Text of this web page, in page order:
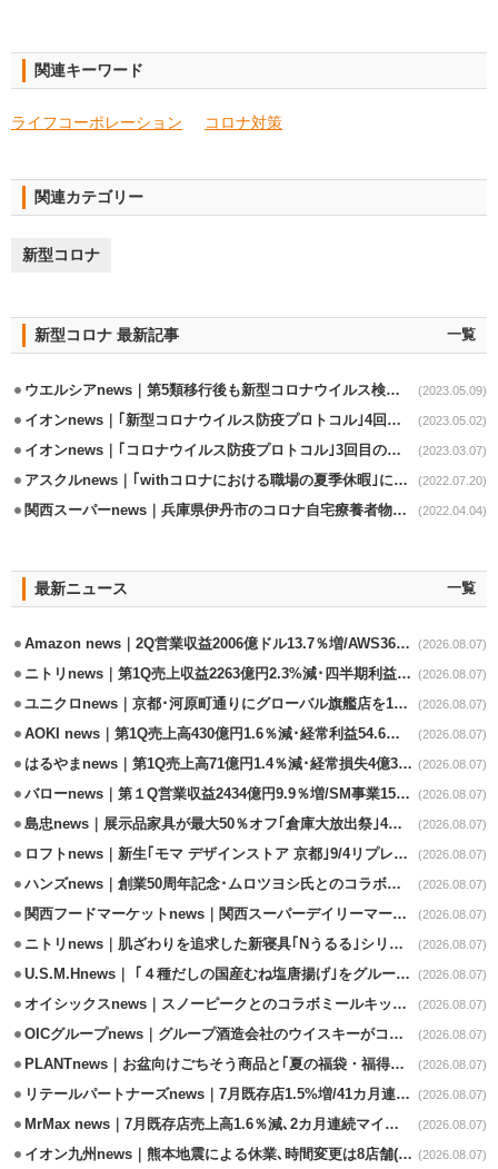
関連キーワード
ライフコーポレーション コロナ対策
関連カテゴリー
新型コロナ
新型コロナ 最新記事 一覧
ウエルシアnews｜第5類移行後も新型コロナウイルス検査立会を継続 (2023.05.09)
イオンnews｜｢新型コロナウイルス防疫プロトコル｣4回目の改定 (2023.05.02)
イオンnews｜｢コロナウイルス防疫プロトコル｣3回目の改定実施 (2023.03.07)
アスクルnews｜｢withコロナにおける職場の夏季休暇｣に関する調査実施 (2022.07.20)
関西スーパーnews｜兵庫県伊丹市のコロナ自宅療養者物資支援事業の協力延長 (2022.04.04)
最新ニュース 一覧
Amazon news｜2Q営業収益2006億ドル13.7％増/AWS36.8％％増が貢献 (2026.08.07)
ニトリnews｜第1Q売上収益2263億円2.3%減･四半期利益1.4％減 (2026.08.07)
ユニクロnews｜京都･河原町通りにグローバル旗艦店を11/6開設 (2026.08.07)
AOKI news｜第1Q売上高430億円1.6％減･経常利益54.6％減 (2026.08.07)
はるやまnews｜第1Q売上高71億円1.4％減･経常損失4億3800万円 (2026.08.07)
バローnews｜第１Q営業収益2434億円9.9％増/SM事業15.5％増と絶好調 (2026.08.07)
島忠news｜展示品家具が最大50％オフ｢倉庫大放出祭｣4店舗限定で開催 (2026.08.07)
ロフトnews｜新生｢モマ デザインストア 京都｣9/4リプレイスオープン (2026.08.07)
ハンズnews｜創業50周年記念･ムロツヨシ氏とのコラボ企画｢ムロハンズ｣開催 (2026.08.07)
関西フードマーケットnews｜関西スーパーデイリーマート蒲生店8/7改装 (2026.08.07)
ニトリnews｜肌ざわりを追求した新寝具｢Nうるる｣シリーズを発売 (2026.08.07)
U.S.M.Hnews｜ ｢４種だしの国産むね塩唐揚げ｣をグループ610店で共同販促 (2026.08.07)
オイシックスnews｜スノーピークとのコラボミールキット8/13発売 (2026.08.07)
OICグループnews｜グループ酒造会社のウイスキーがコンペティション受賞 (2026.08.07)
PLANTnews｜お盆向けごちそう商品と｢夏の福袋・福得カート｣8/8から開催 (2026.08.07)
リテールパートナーズnews｜7月既存店1.5%増/41カ月連続増 (2026.08.07)
MrMax news｜7月既存店売上高1.6％減､2カ月連続マイナス (2026.08.07)
イオン九州news｜熊本地震による休業､時間変更は8店舗(8/7時点) (2026.08.07)